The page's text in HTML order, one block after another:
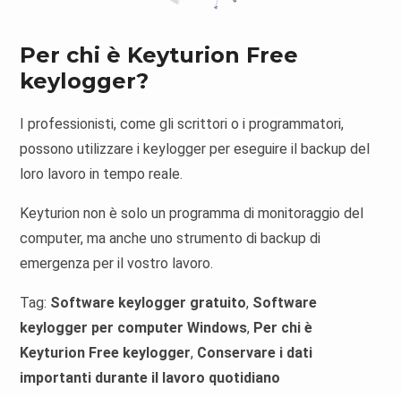
Per chi è Keyturion Free
keylogger?
I professionisti, come gli scrittori o i programmatori,
possono utilizzare i keylogger per eseguire il backup del
loro lavoro in tempo reale.
Keyturion non è solo un programma di monitoraggio del
computer, ma anche uno strumento di backup di
emergenza per il vostro lavoro.
Tag: Software keylogger gratuito, Software
keylogger per computer Windows, Per chi è
Keyturion Free keylogger, Conservare i dati
importanti durante il lavoro quotidiano